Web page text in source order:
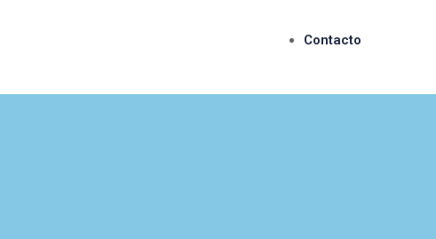
Contacto